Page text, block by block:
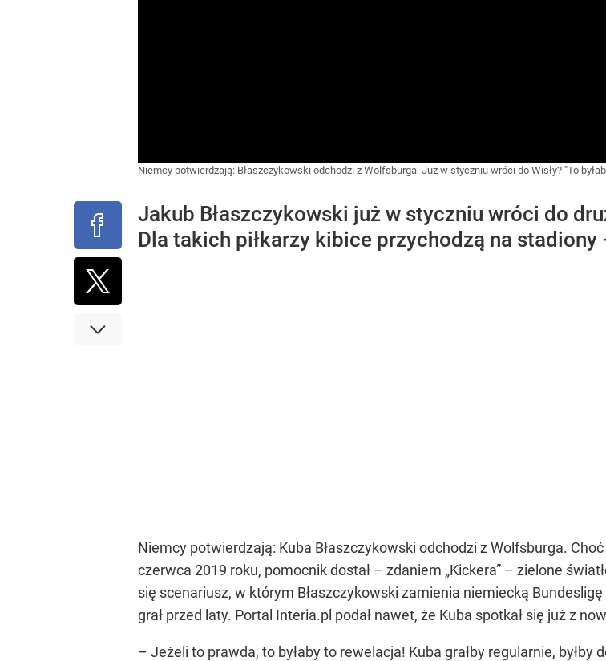
Niemcy potwierdzają: Błaszczykowski odchodzi z Wolfsburga. Już w styczniu wróci do Wisły? "To
Jakub Błaszczykowski już w styczniu wróci do
Dla takich piłkarzy kibice przychodzą na
Niemcy potwierdzają: Kuba Błaszczykowski odchodzi z Wolfsburga.
czerwca 2019 roku, pomocnik dostał – zdaniem „Kickera” – zielone
się scenariusz, w którym Błaszczykowski zamienia niemiecką
grał przed laty. Portal Interia.pl podał nawet, że Kuba spotkał się już z
– Jeżeli to prawda, to byłaby to rewelacja! Kuba grałby regularnie,